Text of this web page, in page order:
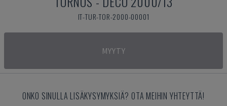
IT-TUR-TOR-2000-00001
MYYTY
ONKO SINULLA LISÄKYSYMYKSIÄ? OTA MEIHIN YHTEYTTÄ!